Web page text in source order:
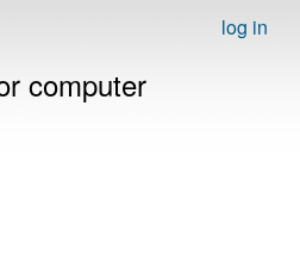
log in
computer